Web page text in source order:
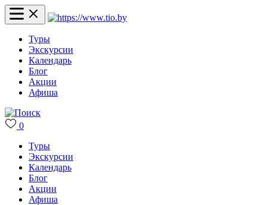
Туры
Экскурсии
Календарь
Блог
Акции
Афиша
0
Туры
Экскурсии
Календарь
Блог
Акции
Афиша